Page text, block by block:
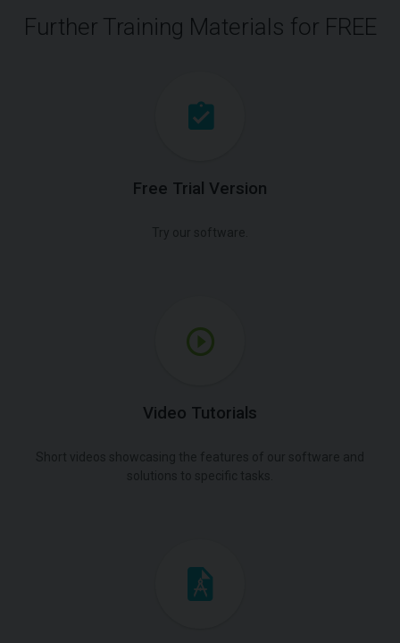
Further Training Materials for FREE
Free Trial Version
Video Tutorials